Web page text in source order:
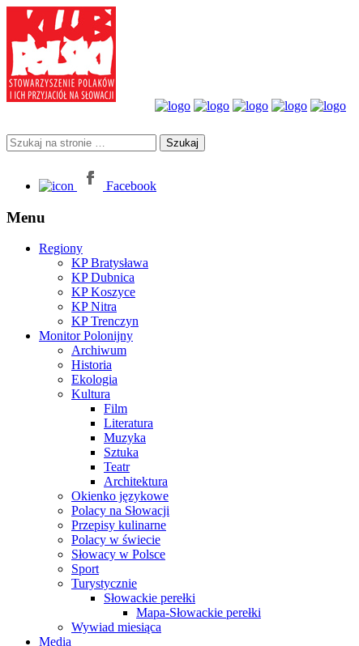
Facebook
Menu
Regiony
KP Bratysława
KP Dubnica
KP Koszyce
KP Nitra
KP Trenczyn
Monitor Polonijny
Archiwum
Historia
Ekologia
Kultura
Film
Literatura
Muzyka
Sztuka
Teatr
Architektura
Okienko językowe
Polacy na Słowacji
Przepisy kulinarne
Polacy w świecie
Słowacy w Polsce
Sport
Turystycznie
Słowackie perełki
Mapa-Słowackie perełki
Wywiad miesiąca
Media